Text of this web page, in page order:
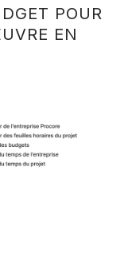
POUR
EN